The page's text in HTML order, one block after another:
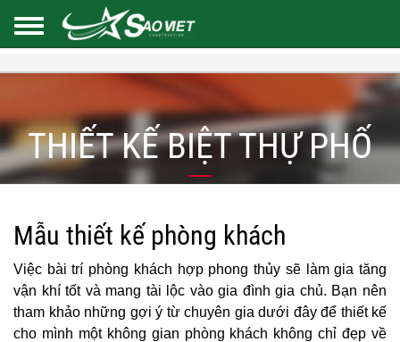
THIẾT KẾ BIỆT THỰ PHỐ
Mẫu thiết kế phòng khách
Việc bài trí phòng khách hợp phong thủy sẽ làm gia tăng
vận khí tốt và mang tài lộc vào gia đình gia chủ. Bạn nên
tham khảo những gợi ý từ chuyên gia dưới đây để thiết kế
cho mình một không gian phòng khách không chỉ đẹp về